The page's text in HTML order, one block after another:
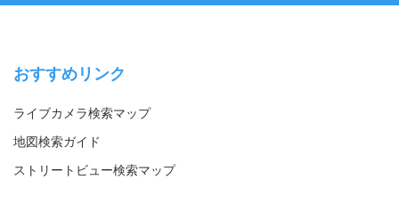
おすすめリンク
ライブカメラ検索マップ
地図検索ガイド
ストリートビュー検索マップ